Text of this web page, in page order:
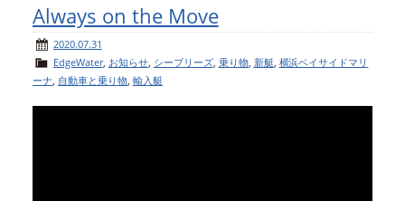
Always on the Move
2020.07.31
EdgeWater, お知らせ, シーブリーズ, 乗り物, 新艇 横浜ベイサイドマリ
ーナ 自動車と乗り物, 輸入艇